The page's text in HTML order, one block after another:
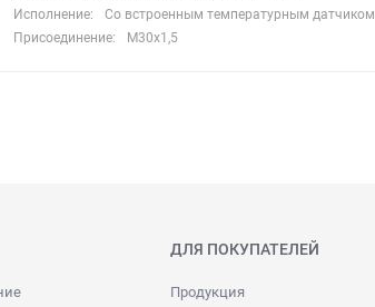
Исполнение:
Со встроенным температурным датчиком
Присоединение:
М30х1,5
ДЛЯ ПОКУПАТЕЛЕЙ
Продукция